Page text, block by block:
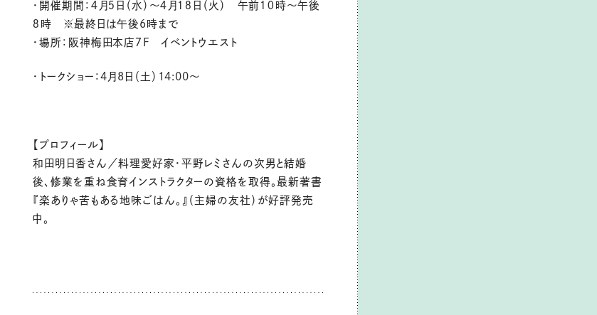
・開催期間：４月５日（水）～４月１８日（火） 午前１０時～午後
８時 ※最終日は午後6時まで
・場所：阪神梅田本店７F イベントウエスト
・トークショー：4月8日（土）14:00～
【プロフィール】
和田明日香さん／料理愛好家・平野レミさんの次男と結婚
後、修業を重ね食育インストラクターの資格を取得。最新著書
『楽ありゃ苦もある地味ごはん。』（主婦の友社）が好評発売
中。